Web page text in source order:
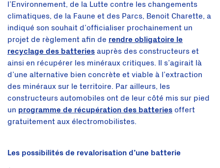
l’Environnement, de la Lutte contre les changements
climatiques, de la Faune et des Parcs, Benoit Charette, a
indiqué son souhait d’officialiser prochainement un
projet de règlement afin de rendre obligatoire le
recyclage des batteries auprès des constructeurs et
ainsi en récupérer les minéraux critiques. Il s’agirait là
d’une alternative bien concrète et viable à l’extraction
des minéraux sur le territoire. Par ailleurs, les
constructeurs automobiles ont de leur côté mis sur pied
un programme de récupération des batteries offert
gratuitement aux électromobilistes.
Les possibilités de revalorisation d’une batterie